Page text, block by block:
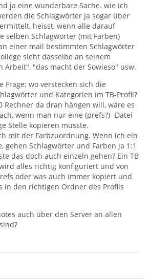
ja eine wunderbare Sache. wie ich
die Schlagwörter ja sogar über
heisst, wenn alle darauf
selben Schlagwörter (mit Farben)
einer mail bestimmten Schlagwörter
sieht dasselbe an seinem
Arbeit", "das macht der Sowieso" usw.
Frage: wo verstecken sich die
und Kategorien im TB-Profil?
Rechner da dran hängen will, wäre es
wenn man nur eine (prefs?)- Datei
Stelle kopieren müsste.
mit der Farbzuordnung. Wenn ich ein
gehen Schlagwörter und Farben ja 1:1
das doch auch einzeln gehen? Ein TB
alles richtig konfiguriert und von
oder was auch immer kopiert und
in den richtigen Ordner des Profils
auch über den Server an allen